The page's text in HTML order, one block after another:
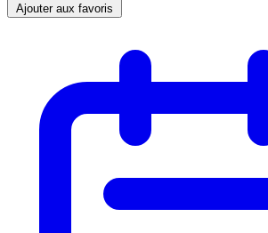
Ajouter aux favoris